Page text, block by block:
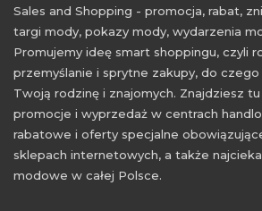
Sales and Shopping - promocja, rabat,
targi mody, pokazy mody, wydarzenia
Promujemy ideę smart shoppingu, czyli
przemyślanie i sprytne zakupy, do czego
Twoją rodzinę i znajomych. Znajdziesz
promocje i wyprzedaż w centrach
rabatowe i oferty specjalne
sklepach internetowych, a także
modowe w całej Polsce.